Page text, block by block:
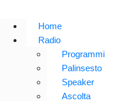
Home
Radio
Programmi
Palinsesto
Speaker
Ascolta